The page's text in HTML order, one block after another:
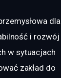
dla
i rozwój
w sytuacjach
zakład do